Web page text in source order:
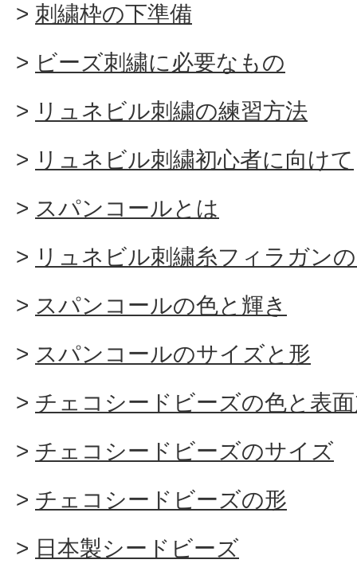
刺繍枠の下準備
ビーズ刺繍に必要なもの
リュネビル刺繍の練習方法
リュネビル刺繍初心者に向けて
スパンコールとは
リュネビル刺繍糸フィラガン
スパンコールの色と輝き
スパンコールのサイズと形
チェコシードビーズの色と表
チェコシードビーズのサイズ
チェコシードビーズの形
日本製シードビーズ